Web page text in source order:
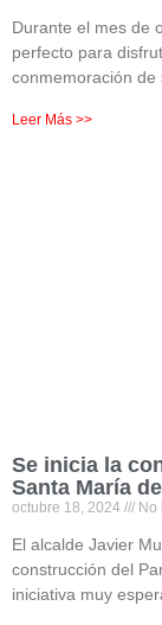
Durante el mes de
perfecto para
conmemoración de
Leer Más >>
Se inicia la
Santa María
octubre 18, 2024 No
El alcalde Javier
construcción del
iniciativa muy